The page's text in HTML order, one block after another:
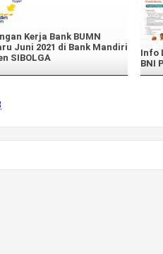
Kerja Bank BUMN
Juni 2021 di Bank Mandiri
SIBOLGA
Info
BNI